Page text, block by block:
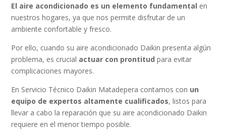
El aire acondicionado es un elemento fundamental en
nuestros hogares, ya que nos permite disfrutar de un
ambiente confortable y fresco.
Por ello, cuando su aire acondicionado Daikin presenta algún
problema, es crucial actuar con prontitud para evitar
complicaciones mayores.
En Servicio Técnico Daikin Matadepera contamos con un
equipo de expertos altamente cualificados, listos para
llevar a cabo la reparación que su aire acondicionado Daikin
requiere en el menor tiempo posible.